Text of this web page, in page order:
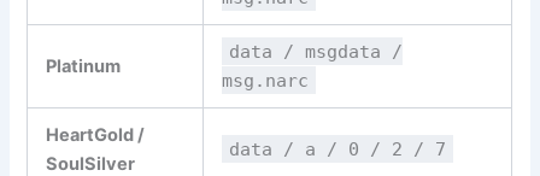
Platinum
data / msgdata /
msg.narc
HeartGold /
SoulSilver
data / a / 0 / 2 / 7